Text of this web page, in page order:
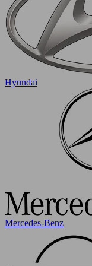
Hyundai
Mercedes-Benz